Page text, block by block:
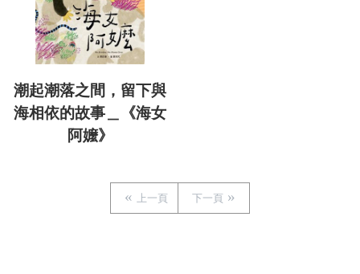
潮起潮落之間，留下與
海相依的故事＿《海女
阿嬤》
上一頁 下一頁